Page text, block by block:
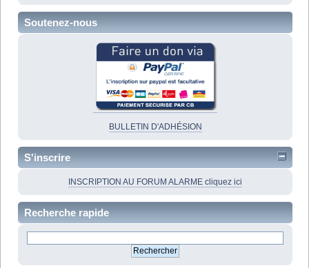
Soutenez-nous
BULLETIN D'ADHÉSION
S'inscrire
INSCRIPTION AU FORUM ALARME cliquez ici
Recherche rapide